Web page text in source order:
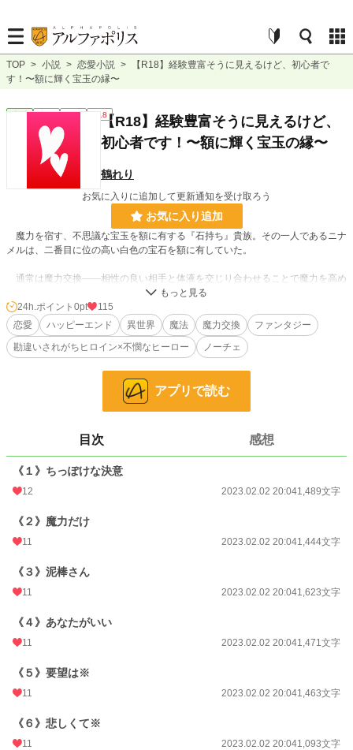
TOP > 小説 > 恋愛小説 >
【R18】経験豊富そうに見えるけど、初心者で
す！〜額に輝く宝玉の縁〜
恋愛 完結 短編 R18【R18】経験豊富そうに見えるけど、
初心者です！〜額に輝く宝玉の縁〜
鶴れり
お気に入りに追加して更新通知を受け取ろう
お気に入り追加
魔力を宿す、不思議な宝玉を額に有する『石持ち』貴族。その一人であるニナ
メルは、二番目に位の高い白色の宝石を額に有していた。
通常は魔力交換――相性の良い相手と体液を交じり合わせることで魔力を高め
るのだが、ニナメルは生まれつき強大な魔力を持つ稀な存在だった。
しかしその白い石を持っているというだけで、高飛車で経験豊富な女性だと勘
違いされ、何処へ行っても敬遠されていた。
――額の石ではなく、私自身を見てくれる人と出会って交わりたい。
二十四歳になり、一念発起して田舎の辺境から王都の舞踏会へ参列したニナメ
ルが出会ったのは、漆黒の宝石を額にもつギルだった。
小説 228,928 位 / 228,928 件
24h.ポイント
文字数 12,186
更新日時
初回公開日時 2023.02.02 20:04
初回完結日時
週間ポイント 21 pt (62,459 位)
年間ポイント 2,044 pt (66,654 位)
24h.ポイント 0pt
115
恋愛
ハッピーエンド 異世界 魔法 魔力交換
ファンタジー
勘違いされがちヒロイン×不憫なヒーロー
ノーチェ
アプリで読む
目次 感想
《１》ちっぽけな決意
12 2023.02.02 20:041,489文字
《２》魔力だけ
11 2023.02.02 20:041,444文字
《３》泥棒さん
11 2023.02.02 20:041,623文字
《４》あなたがいい
11 2023.02.02 20:041,471文字
《５》要望は※
11 2023.02.02 20:041,463文字
《６》悲しくて※
11 2023.02.02 20:041,093文字